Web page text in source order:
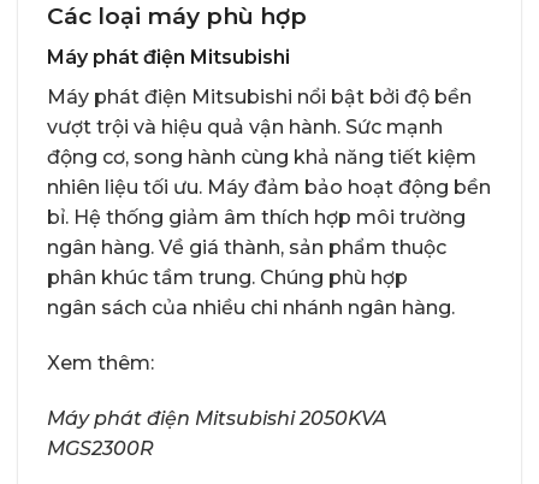
Các loại máy phù hợp
Máy phát điện Mitsubishi
Máy phát điện Mitsubishi nổi bật bởi độ bền
vượt trội và hiệu quả vận hành. Sức mạnh
động cơ, song hành cùng khả năng tiết kiệm
nhiên liệu tối ưu. Máy đảm bảo hoạt động bền
bỉ. Hệ thống giảm âm thích hợp môi trường
ngân hàng. Về giá thành, sản phẩm thuộc
phân khúc tầm trung. Chúng phù hợp
ngân sách của nhiều chi nhánh ngân hàng.
Xem thêm:
Máy phát điện Mitsubishi 2050KVA
MGS2300R